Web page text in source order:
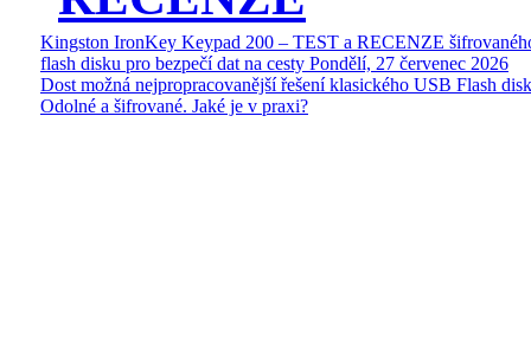
Kingston IronKey Keypad 200 – TEST a RECENZE
flash disku pro bezpečí dat na cesty Pondělí, 27 červenec 2026
Dost možná nejpropracovanější řešení klasického USB Flash
Odolné a šifrované. Jaké je v praxi?